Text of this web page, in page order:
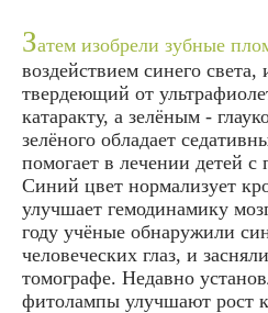
Затем изобрели зубные
воздействием синего света,
твердеющий от
катаракту, а зелёным -
зелёного обладает
помогает в лечении детей с
Синий цвет нормализует
улучшает гемодинамику
году учёные обнаружили
человеческих глаз, и
томографе. Недавно
фитолампы улучшают рост